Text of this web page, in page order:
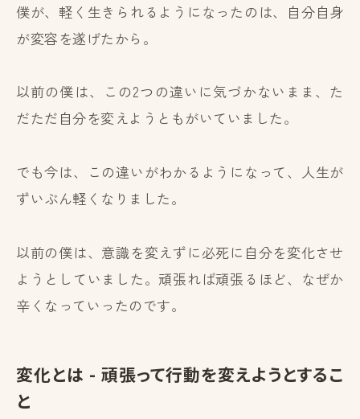
僕が、軽く生きられるようになったのは、自分自身
が変容を遂げたから。
以前の僕は、この2つの違いに気づかないまま、た
だただ自分を変えようともがいていました。
でも今は、この違いがわかるようになって、人生が
ずいぶん軽くなりました。
以前の僕は、意識を変えずに必死に自分を変化させ
ようとしていました。頑張れば頑張るほど、なぜか
辛くなっていったのです。
変化とは - 頑張って行動を変えようとするこ
と